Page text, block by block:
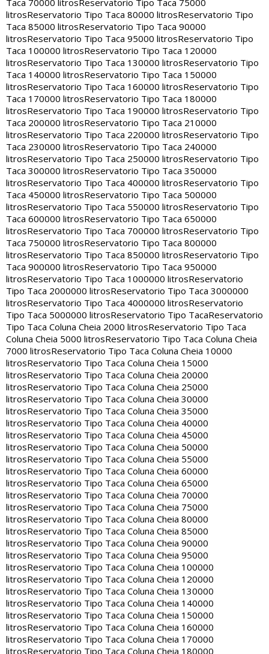
Taca 70000 litros Reservatorio Tipo Taca 75000
litrosReservatorio Tipo Taca 80000 litrosReservatorio Tipo
Taca 85000 litrosReservatorio Tipo Taca 90000
litrosReservatorio Tipo Taca 95000 litrosReservatorio Tipo
Taca 100000 litrosReservatorio Tipo Taca 120000
litrosReservatorio Tipo Taca 130000 litrosReservatorio Tipo
Taca 140000 litrosReservatorio Tipo Taca 150000
litrosReservatorio Tipo Taca 160000 litrosReservatorio Tipo
Taca 170000 litrosReservatorio Tipo Taca 180000
litrosReservatorio Tipo Taca 190000 litrosReservatorio Tipo
Taca 200000 litrosReservatorio Tipo Taca 210000
litrosReservatorio Tipo Taca 220000 litrosReservatorio Tipo
Taca 230000 litrosReservatorio Tipo Taca 240000
litrosReservatorio Tipo Taca 250000 litrosReservatorio Tipo
Taca 300000 litrosReservatorio Tipo Taca 350000
litrosReservatorio Tipo Taca 400000 litrosReservatorio Tipo
Taca 450000 litrosReservatorio Tipo Taca 500000
litrosReservatorio Tipo Taca 550000 litrosReservatorio Tipo
Taca 600000 litrosReservatorio Tipo Taca 650000
litrosReservatorio Tipo Taca 700000 litrosReservatorio Tipo
Taca 750000 litrosReservatorio Tipo Taca 800000
litrosReservatorio Tipo Taca 850000 litrosReservatorio Tipo
Taca 900000 litrosReservatorio Tipo Taca 950000
litrosReservatorio Tipo Taca 1000000 litrosReservatorio
Tipo Taca 2000000 litrosReservatorio Tipo Taca 3000000
litrosReservatorio Tipo Taca 4000000 litrosReservatorio
Tipo Taca 5000000 litrosReservatorio Tipo TacaReservatorio
Tipo Taca Coluna Cheia 2000 litrosReservatorio Tipo Taca
Coluna Cheia 5000 litrosReservatorio Tipo Taca Coluna Cheia
7000 litrosReservatorio Tipo Taca Coluna Cheia 10000
litrosReservatorio Tipo Taca Coluna Cheia 15000
litrosReservatorio Tipo Taca Coluna Cheia 20000
litrosReservatorio Tipo Taca Coluna Cheia 25000
litrosReservatorio Tipo Taca Coluna Cheia 30000
litrosReservatorio Tipo Taca Coluna Cheia 35000
litrosReservatorio Tipo Taca Coluna Cheia 40000
litrosReservatorio Tipo Taca Coluna Cheia 45000
litrosReservatorio Tipo Taca Coluna Cheia 50000
litrosReservatorio Tipo Taca Coluna Cheia 55000
litrosReservatorio Tipo Taca Coluna Cheia 60000
litrosReservatorio Tipo Taca Coluna Cheia 65000
litrosReservatorio Tipo Taca Coluna Cheia 70000
litrosReservatorio Tipo Taca Coluna Cheia 75000
litrosReservatorio Tipo Taca Coluna Cheia 80000
litrosReservatorio Tipo Taca Coluna Cheia 85000
litrosReservatorio Tipo Taca Coluna Cheia 90000
litrosReservatorio Tipo Taca Coluna Cheia 95000
litrosReservatorio Tipo Taca Coluna Cheia 100000
litrosReservatorio Tipo Taca Coluna Cheia 120000
litrosReservatorio Tipo Taca Coluna Cheia 130000
litrosReservatorio Tipo Taca Coluna Cheia 140000
litrosReservatorio Tipo Taca Coluna Cheia 150000
litrosReservatorio Tipo Taca Coluna Cheia 160000
litrosReservatorio Tipo Taca Coluna Cheia 170000
litrosReservatorio Tipo Taca Coluna Cheia 180000